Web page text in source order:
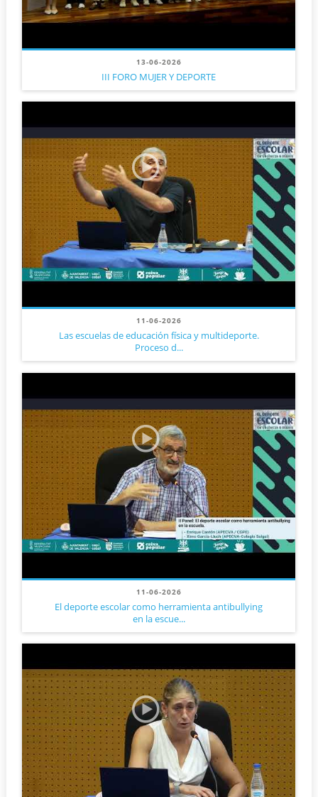
13-06-2026
III FORO MUJER Y DEPORTE
11-06-2026
Las escuelas de educación física y multideporte.
Proceso d...
11-06-2026
El deporte escolar como herramienta antibullying
en la escue...